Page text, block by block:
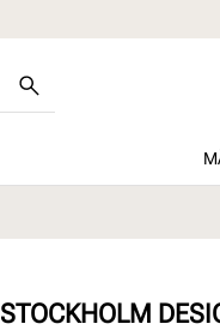
STOCKHOLM